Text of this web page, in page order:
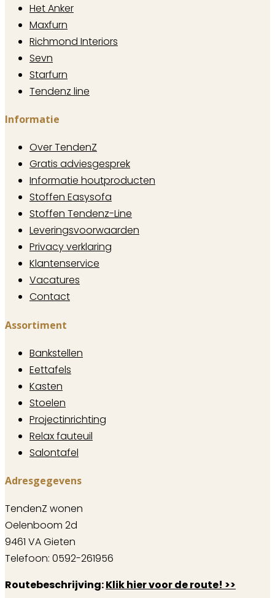
Het Anker
Maxfurn
Richmond Interiors
Sevn
Starfurn
Tendenz line
Informatie
Over TendenZ
Gratis adviesgesprek
Informatie houtproducten
Stoffen Easysofa
Stoffen Tendenz-Line
Leveringsvoorwaarden
Privacy verklaring
Klantenservice
Vacatures
Contact
Assortiment
Bankstellen
Eettafels
Kasten
Stoelen
Projectinrichting
Relax fauteuil
Salontafel
Adresgegevens
TendenZ wonen
Oelenboom 2d
9461 VA Gieten
Telefoon: 0592-261956
Routebeschrijving:Klik hier voor de route! >>